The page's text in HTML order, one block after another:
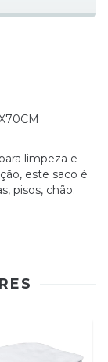
limpeza e
este saco é
pisos, chão.